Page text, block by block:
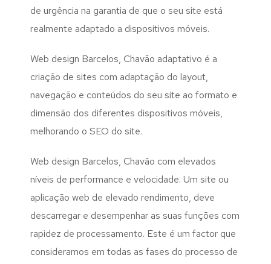
de urgência na garantia de que o seu site está
realmente adaptado a dispositivos móveis.
Web design Barcelos, Chavão adaptativo é a
criação de sites com adaptação do layout,
navegação e conteúdos do seu site ao formato e
dimensão dos diferentes dispositivos móveis,
melhorando o SEO do site.
Web design Barcelos, Chavão com elevados
níveis de performance e velocidade. Um site ou
aplicação web de elevado rendimento, deve
descarregar e desempenhar as suas funções com
rapidez de processamento. Este é um factor que
consideramos em todas as fases do processo de